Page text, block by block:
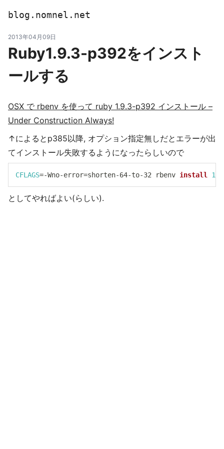
blog.nomnel.net
2013年04月09日
Ruby1.9.3-p392をインスト
ールする
OSX で rbenv を使って ruby 1.9.3-p392 インストール –
Under Construction Always!
↑によるとp385以降, オプション指定無しだとエラーが出
てインストール失敗するようになったらしいので
CFLAGS=-Wno-error=shorten-64-to-32 rbenv install 1.9
としてやればよい(らしい).